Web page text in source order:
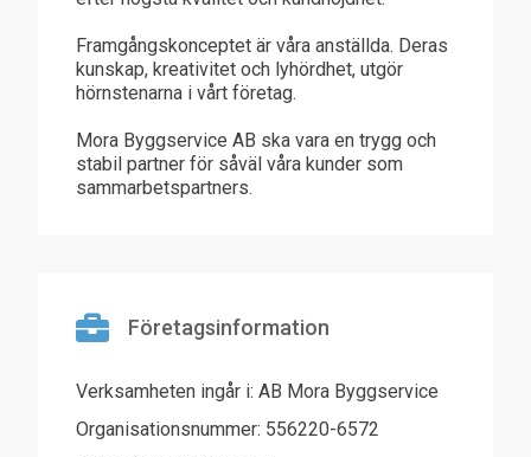
Framgångskonceptet är våra anställda. Deras
kunskap, kreativitet och lyhördhet, utgör
hörnstenarna i vårt företag.
Mora Byggservice AB ska vara en trygg och
stabil partner för såväl våra kunder som
sammarbetspartners.
Företagsinformation
Verksamheten ingår i: AB Mora Byggservice
Organisationsnummer: 556220-6572